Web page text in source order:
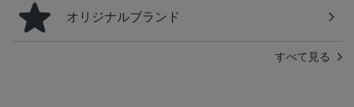
オリジナルブランド
すべて見る